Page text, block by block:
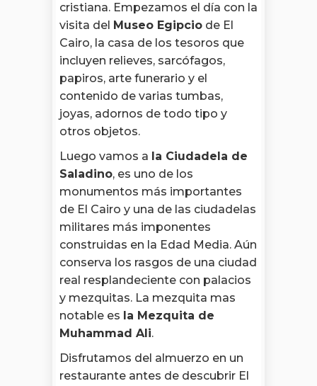
cristiana. Empezamos el día con la
visita del Museo Egipcio de El
Cairo, la casa de los tesoros que
incluyen relieves, sarcófagos,
papiros, arte funerario y el
contenido de varias tumbas,
joyas, adornos de todo tipo y
otros objetos.
Luego vamos a la Ciudadela de
Saladino, es uno de los
monumentos más importantes
de El Cairo y una de las ciudadelas
militares más imponentes
construidas en la Edad Media. Aún
conserva los rasgos de una ciudad
real resplandeciente con palacios
y mezquitas. La mezquita mas
notable es la Mezquita de
Muhammad Ali.
Disfrutamos del almuerzo en un
restaurante antes de descubrir El